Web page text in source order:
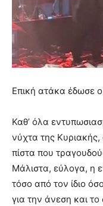
Επική ατάκα έδωσε
Καθ’ όλα
νύχτα της
πίστα που
Μάλιστα, εύλογα, η
τόσο από τον ίδιο
για την άνεση και το